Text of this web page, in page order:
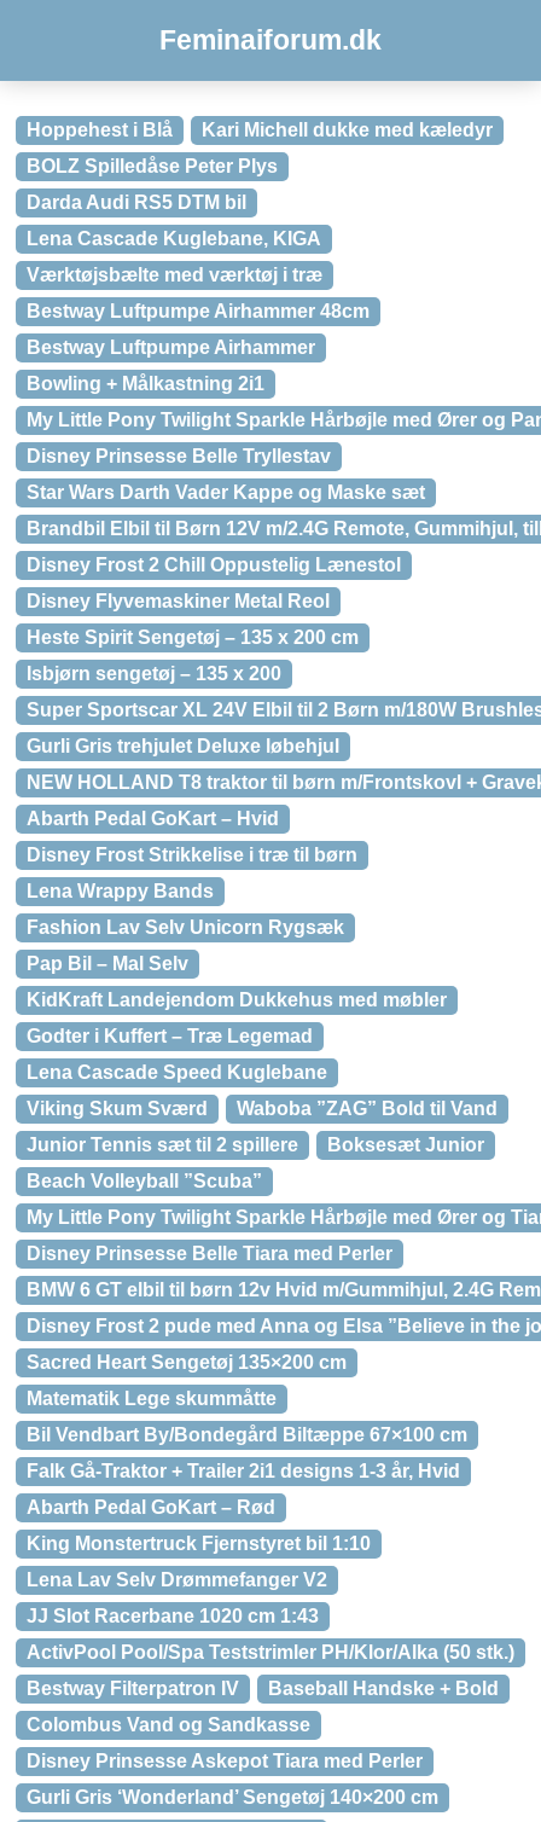
Feminaiforum.dk
Hoppehest i Blå
Kari Michell dukke med kæledyr
BOLZ Spilledåse Peter Plys
Darda Audi RS5 DTM bil
Lena Cascade Kuglebane, KIGA
Værktøjsbælte med værktøj i træ
Bestway Luftpumpe Airhammer 48cm
Bestway Luftpumpe Airhammer
Bowling + Målkastning 2i1
My Little Pony Twilight Sparkle Hårbøjle med Ører og
Disney Prinsesse Belle Tryllestav
Star Wars Darth Vader Kappe og Maske sæt
Brandbil Elbil til Børn 12V m/2.4G Remote, Gummihjul,
Disney Frost 2 Chill Oppustelig Lænestol
Disney Flyvemaskiner Metal Reol
Heste Spirit Sengetøj – 135 x 200 cm
Isbjørn sengetøj – 135 x 200
Super Sportscar XL 24V Elbil til 2 Børn m/180W
Gurli Gris trehjulet Deluxe løbehjul
NEW HOLLAND T8 traktor til børn m/Frontskovl +
Abarth Pedal GoKart – Hvid
Disney Frost Strikkelise i træ til børn
Lena Wrappy Bands
Fashion Lav Selv Unicorn Rygsæk
Pap Bil – Mal Selv
KidKraft Landejendom Dukkehus med møbler
Godter i Kuffert – Træ Legemad
Lena Cascade Speed Kuglebane
Viking Skum Sværd
Waboba ”ZAG” Bold til Vand
Junior Tennis sæt til 2 spillere
Boksesæt Junior
Beach Volleyball ”Scuba”
My Little Pony Twilight Sparkle Hårbøjle med Ører og
Disney Prinsesse Belle Tiara med Perler
BMW 6 GT elbil til børn 12v Hvid m/Gummihjul, 2.4G
Disney Frost 2 pude med Anna og Elsa ”Believe in the
Sacred Heart Sengetøj 135×200 cm
Matematik Lege skummåtte
Bil Vendbart By/Bondegård Biltæppe 67×100 cm
Falk Gå-Traktor + Trailer 2i1 designs 1-3 år, Hvid
Abarth Pedal GoKart – Rød
King Monstertruck Fjernstyret bil 1:10
Lena Lav Selv Drømmefanger V2
JJ Slot Racerbane 1020 cm 1:43
ActivPool Pool/Spa Teststrimler PH/Klor/Alka (50 stk.)
Bestway Filterpatron IV
Baseball Handske + Bold
Colombus Vand og Sandkasse
Disney Prinsesse Askepot Tiara med Perler
Gurli Gris ‘Wonderland’ Sengetøj 140×200 cm